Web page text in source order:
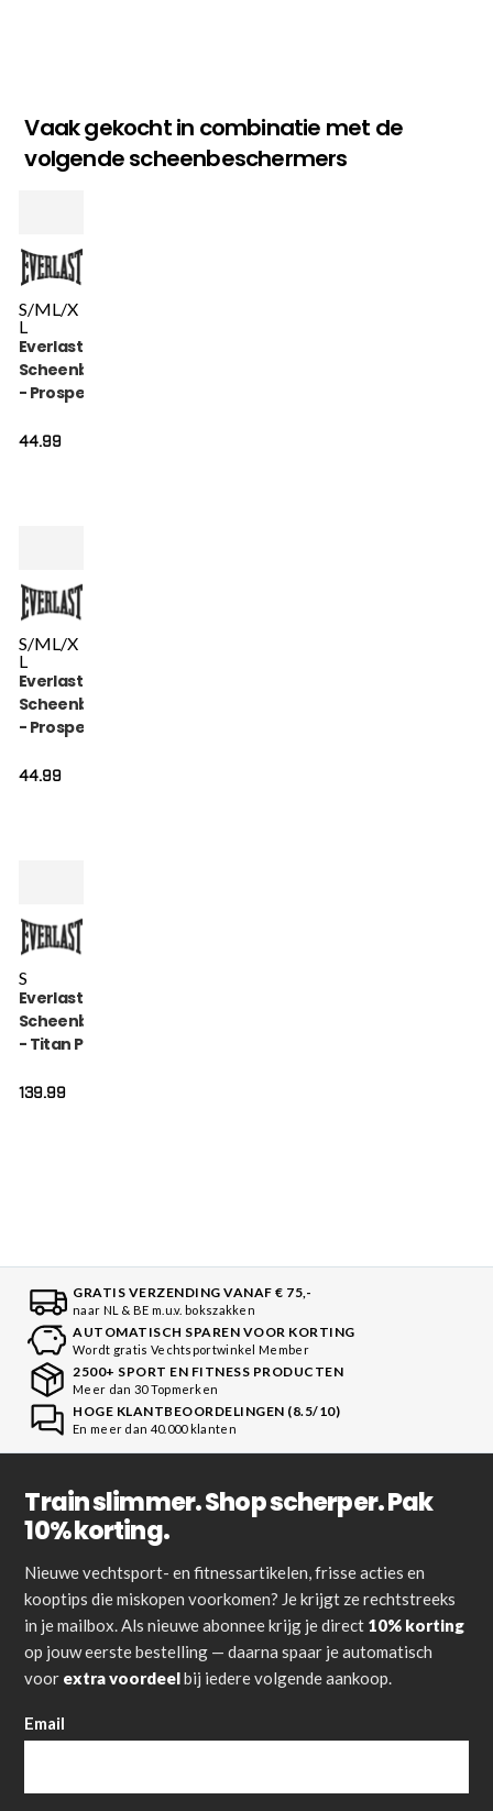
Vaak gekocht in combinatie met de
volgende scheenbeschermers
S/ML/X
L
Everlast
Scheenbeschermer
- Prospect Youth -
44.99
S/ML/X
L
Everlast
Scheenbeschermer
- Prospect Youth -
44.99
S
Everlast
Scheenbeschermer
- Titan Pro Instep -
139.99
GRATIS VERZENDING VANAF € 75,-
naar NL & BE m.u.v. bokszakken
AUTOMATISCH SPAREN VOOR KORTING
Wordt gratis Vechtsportwinkel Member
2500+ SPORT EN FITNESS PRODUCTEN
Meer dan 30 Topmerken
HOGE KLANTBEOORDELINGEN (8.5/10)
En meer dan 40.000 klanten
Train slimmer. Shop scherper. Pak
10% korting.
Nieuwe vechtsport- en fitnessartikelen, frisse acties en
kooptips die miskopen voorkomen? Je krijgt ze rechtstreeks
in je mailbox. Als nieuwe abonnee krijg je direct 10% korting
op jouw eerste bestelling — daarna spaar je automatisch
voor extra voordeelbij iedere volgende aankoop.
Email